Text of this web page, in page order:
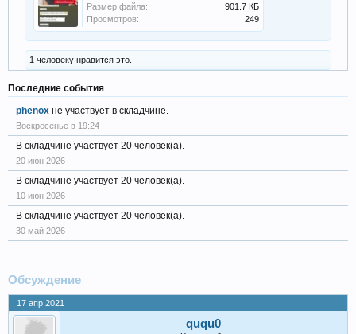
Размер файла:
901.7 КБ
Просмотров:
249
1 человеку нравится это.
Последние события
phenox не участвует в складчине.
Воскресенье в 19:24
В складчине участвует 20 человек(а).
20 июн 2026
В складчине участвует 20 человек(а).
10 июн 2026
В складчине участвует 20 человек(а).
30 май 2026
Обсуждение
17 апр 2021
ququ0